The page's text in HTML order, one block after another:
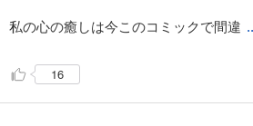
私の心の癒しは今このコミックで間違
16